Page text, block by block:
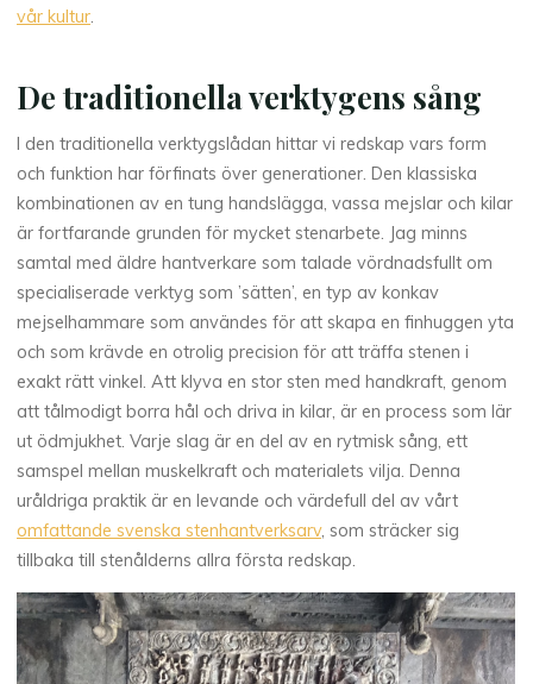
vår kultur.
De traditionella verktygens sång
I den traditionella verktygslådan hittar vi redskap vars form
och funktion har förfinats över generationer. Den klassiska
kombinationen av en tung handslägga, vassa mejslar och kilar
är fortfarande grunden för mycket stenarbete. Jag minns
samtal med äldre hantverkare som talade vördnadsfullt om
specialiserade verktyg som ’sätten’, en typ av konkav
mejselhammare som användes för att skapa en finhuggen yta
och som krävde en otrolig precision för att träffa stenen i
exakt rätt vinkel. Att klyva en stor sten med handkraft, genom
att tålmodigt borra hål och driva in kilar, är en process som lär
ut ödmjukhet. Varje slag är en del av en rytmisk sång, ett
samspel mellan muskelkraft och materialets vilja. Denna
uråldriga praktik är en levande och värdefull del av vårt
omfattande svenska stenhantverksarv, som sträcker sig
tillbaka till stenålderns allra första redskap.